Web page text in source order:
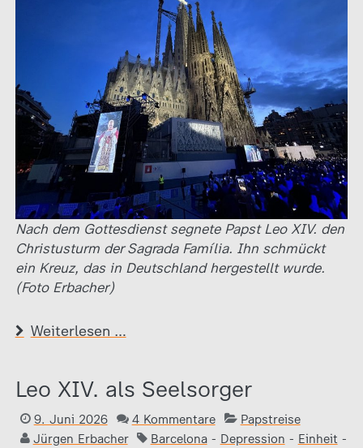
Nach dem Gottesdienst segnete Papst Leo XIV. den
Christusturm der Sagrada Família. Ihn schmückt
ein Kreuz, das in Deutschland hergestellt wurde.
(Foto Erbacher)
Weiterlesen …
Leo XIV. als Seelsorger
9. Juni 2026 4 Kommentare
Papstreise
Jürgen Erbacher
Barcelona- Depression - Einheit -